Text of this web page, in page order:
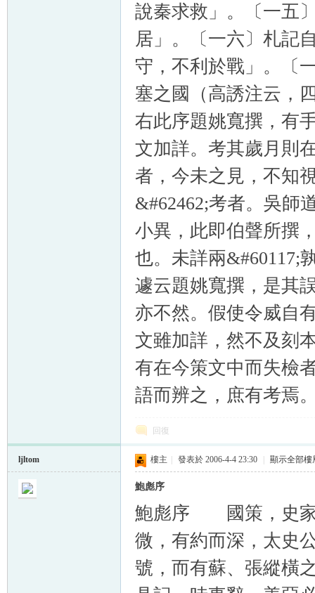
說秦求救」。〔一五
居」。〔一六〕札記
守，不利於戰」。〔
塞之國（高誘注云
右此序題姚寬撰，有
文加詳。考其歲月則
者，今未之見，不知
&#62462;考者。吳
小異，此即伯聲所撰
也。未詳兩&#60117;
遽云題姚寬撰，是其
亦不然。假使令威自
文雖加詳，然不及刻
有在今策文中而失檢
語而辨之，庶有考焉
回復
ljltom 樓主 發表於 2006-4-4 23:30 顯示全部樓
鮑彪序
鮑彪序 國策，史家
微，有約而深，太史
號，而有蘇、張縱橫